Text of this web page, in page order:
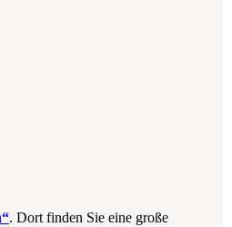
. Dort finden Sie eine große